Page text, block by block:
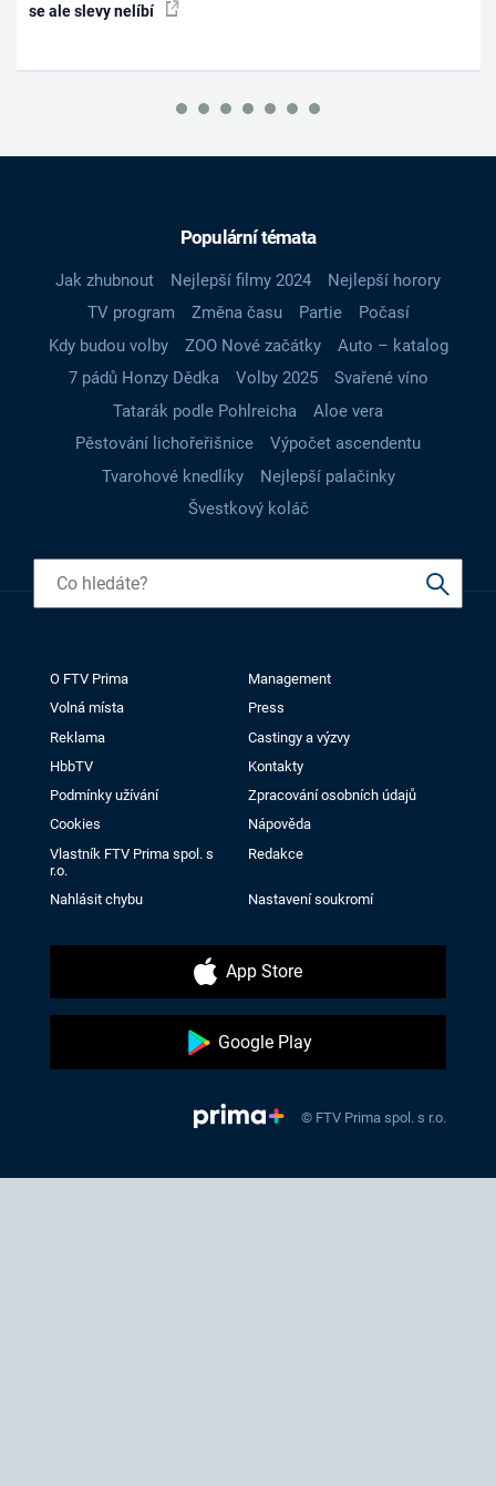
se ale slevy nelíbí
Populární témata
Jak zhubnout Nejlepší filmy 2024
Nejlepší horory
TV program
Změna času Partie
Počasí
Kdy budou volby
ZOO Nové začátky
Auto – katalog
7 pádů Honzy Dědka
Volby 2025
Svařené víno
Tatarák podle Pohlreicha
Aloe vera
Pěstování lichořeřišnice
Výpočet ascendentu
Tvarohové knedlíky
Nejlepší palačinky
Švestkový koláč
O FTV Prima
Management
Volná místa
Press
Reklama
Castingy a výzvy
HbbTV
Kontakty
Podmínky užívání
Zpracování osobních údajů
Cookies
Nápověda
Vlastník FTV Prima spol. s
r.o.
Redakce
Nahlásit chybu Nastavení soukromí
App Store
Google Play
© FTV Prima spol. s r.o.